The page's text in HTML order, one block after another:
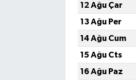
12 Ağu Çar
13 Ağu Per
14 Ağu Cum
15 Ağu Cts
16 Ağu Paz